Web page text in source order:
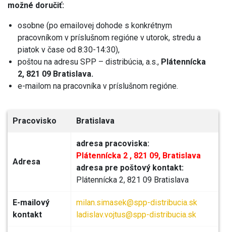
možné doručiť:
osobne (po emailovej dohode s konkrétnym
pracovníkom v príslušnom regióne v utorok, stredu a
piatok v čase od 8:30-14:30),
poštou na adresu SPP – distribúcia, a.s., Plátennícka
2, 821 09 Bratislava.
e-mailom na pracovníka v príslušnom regióne.
Pracovisko Bratislava
Adresa
adresa pracoviska:
Plátennícka 2 , 821 09, Bratislava
adresa pre poštový kontakt:
Plátennícka 2, 821 09 Bratislava
E-mailový
kontakt
milan.simasek@spp-distribucia.sk
ladislav.vojtus@spp-distribucia.sk